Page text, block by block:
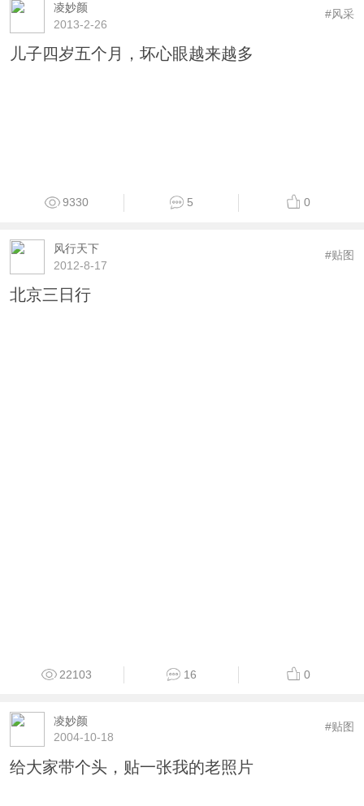
凌妙颜
2013-2-26
#风采
儿子四岁五个月，坏心眼越来越多
9330 5 0
风行天下
2012-8-17
#贴图
北京三日行
22103 16 0
凌妙颜
2004-10-18
#贴图
给大家带个头，贴一张我的老照片